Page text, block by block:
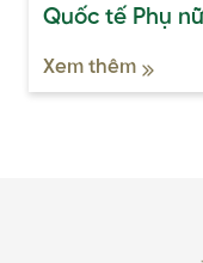
Quốc tế Phụ
Xem thêm